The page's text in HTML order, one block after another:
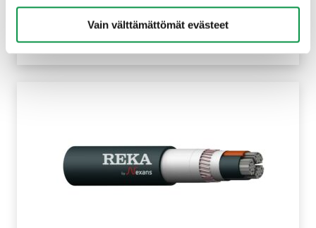
Vain välttämättömät evästeet
AXMK 1-johdin